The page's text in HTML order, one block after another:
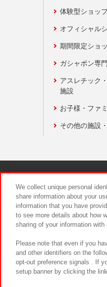
体験型ショッ
オフィシャル
期間限定ショ
ガシャポン専
アスレチック
施設
お子様・ファ
その他の施設
We collect unique personal
share information about your
information that you have
to see more details about how
sharing of your information
Please note that even if you
and other identifiers on the
opt-out preference signals . If
setup banner by clicking the